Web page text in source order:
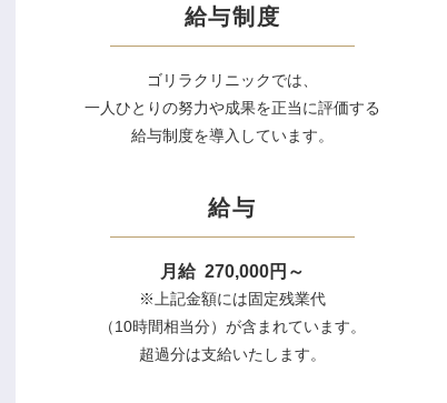
給与制度
ゴリラクリニックでは、
一人ひとりの努力や成果を正当に評価する
給与制度を導入しています。
給与
月給 270,000円～
※上記金額には固定残業代
（10時間相当分）が含まれています。
超過分は支給いたします。